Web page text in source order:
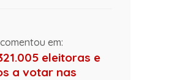
em:
eleitoras e
a votar nas